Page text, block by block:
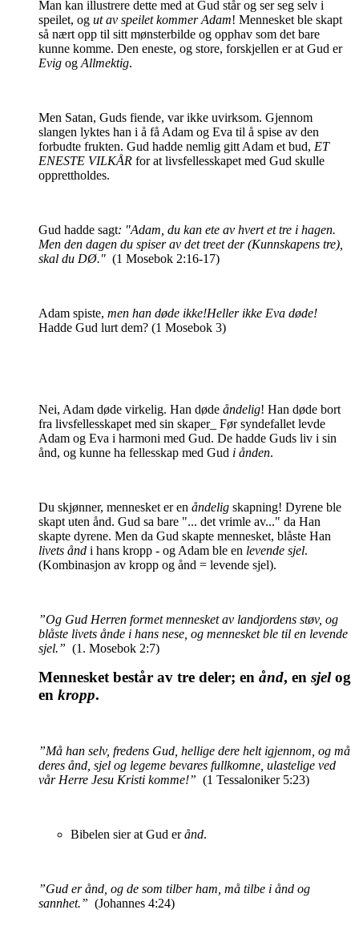
Man kan illustrere dette med at Gud står og ser seg selv i
speilet, og ut av speilet kommer Adam! Mennesket ble skapt
så nært opp til sitt mønsterbilde og opphav som det bare
kunne komme. Den eneste, og store, forskjellen er at Gud er
Evig og Allmektig.
Men Satan, Guds fiende, var ikke uvirksom. Gjennom
slangen lyktes han i å få Adam og Eva til å spise av den
forbudte frukten. Gud hadde nemlig gitt Adam et bud, ET
ENESTE VILKÅR for at livsfellesskapet med Gud skulle
opprettholdes.
Gud hadde sagt: "Adam, du kan ete av hvert et tre i hagen.
Men den dagen du spiser av det treet der (Kunnskapens tre),
skal du DØ." (1 Mosebok 2:16-17)
Adam spiste, men han døde ikke!Heller ikke Eva døde!
Hadde Gud lurt dem? (1 Mosebok 3)
Nei, Adam døde virkelig. Han døde åndelig! Han døde bort
fra livsfellesskapet med sin skaper_ Før syndefallet levde
Adam og Eva i harmoni med Gud. De hadde Guds liv i sin
ånd, og kunne ha fellesskap med Gud i ånden.
Du skjønner, mennesket er en åndelig skapning! Dyrene ble
skapt uten ånd. Gud sa bare "... det vrimle av..." da Han
skapte dyrene. Men da Gud skapte mennesket, blåste Han
livets ånd i hans kropp - og Adam ble en levende sjel.
(Kombinasjon av kropp og ånd = levende sjel).
”Og Gud Herren formet mennesket av landjordens støv, og
blåste livets ånde i hans nese, og mennesket ble til en levende
sjel.” (1. Mosebok 2:7)
Mennesket består av tre deler; en ånd, en sjelog
en kropp.
”Må han selv, fredens Gud, hellige dere helt igjennom, og må
deres ånd, sjel og legeme bevares fullkomne, ulastelige ved
vår Herre Jesu Kristi komme!” (1 Tessaloniker 5:23)
Bibelen sier at Gud erånd.
”Gud er ånd, og de som tilber ham, må tilbe i ånd og
sannhet.” (Johannes 4:24)